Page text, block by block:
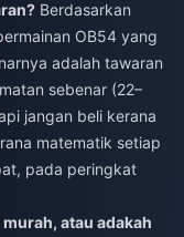
Berdasarkan
OB54 yang
adalah tawaran
sebenar (22–
jangan beli kerana
matematik setiap
pada peringkat
atau adakah